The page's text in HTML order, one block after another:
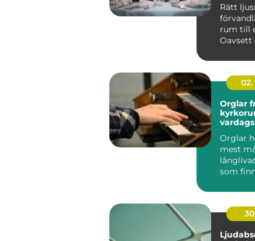
Rätt
rum till
Oavsett
Orglar från
Orglar
mest
som
burit